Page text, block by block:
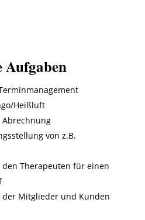
Aufgaben
Heißluft
von z.B.
Therapeuten für einen
der Mitglieder und Kunden